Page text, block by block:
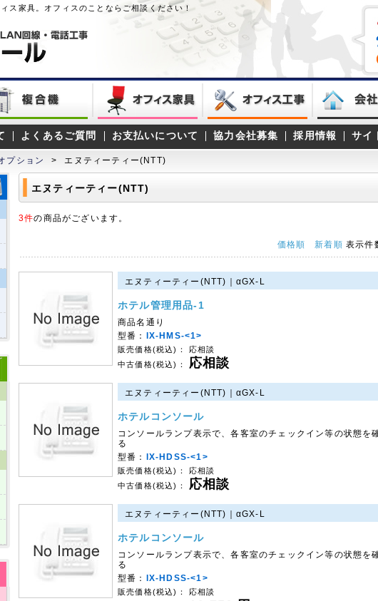
家具。オフィスのことならご相談ください！
よくあるご質問 お支払いについて 協力会社募集 採用情報 サイ
プション > エヌティーティー(NTT)
エヌティーティー(NTT)
3件の商品がございます。
価格順 新着順 表示件
エヌティーティー(NTT)｜αGX-L
ホテル管理用品-1
商品名通り
型番：
IX-HMS-<1>
販売価格(税込)：
応相談
中古価格(税込)：
応相談
エヌティーティー(NTT)｜αGX-L
ホテルコンソール
コンソールランプ表示で、各客室のチェックイン等の状態を
る
型番：
IX-HDSS-<1>
販売価格(税込)：
応相談
中古価格(税込)：
応相談
エヌティーティー(NTT)｜αGX-L
ホテルコンソール
コンソールランプ表示で、各客室のチェックイン等の状態を
る
型番：
IX-HDSS-<1>
販売価格(税込)：
応相談